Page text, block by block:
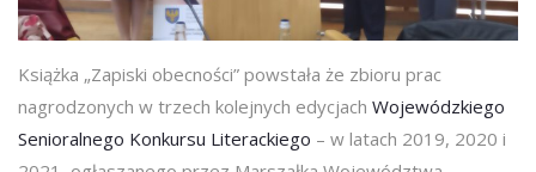
Książka „Zapiski obecności” powstała że zbioru prac
nagrodzonych w trzech kolejnych edycjach Wojewódzkiego
Senioralnego Konkursu Literackiego – w latach 2019, 2020 i